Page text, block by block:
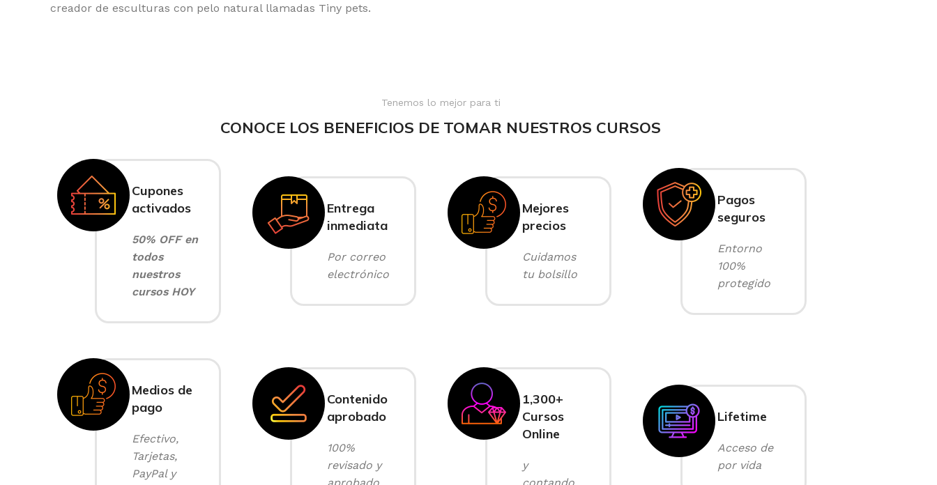
creador de esculturas con pelo natural llamadas Tiny pets.
Tenemos lo mejor para ti
CONOCE LOS BENEFICIOS DE TOMAR NUESTROS CURSOS
Cupones
activados
50% OFF en
todos
nuestros
cursos HOY
Entrega
inmediata
Por correo
electrónico
Mejores
precios
Cuidamos
tu bolsillo
Pagos
seguros
Entorno
100%
protegido
Medios de
pago
Efectivo,
Tarjetas,
PayPal y
Contenido
aprobado
100%
revisado y
aprobado
1,300+
Cursos
Online
y
contando...
Lifetime
Acceso de
por vida